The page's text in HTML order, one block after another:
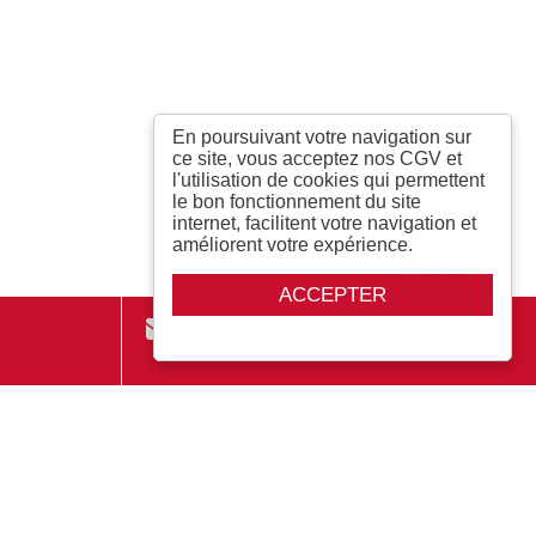
ACCEPTER
En poursuivant votre navigation sur
ce site, vous acceptez nos CGV et
l'utilisation de cookies qui permettent
le bon fonctionnement du site
internet, facilitent votre navigation et
améliorent votre expérience.